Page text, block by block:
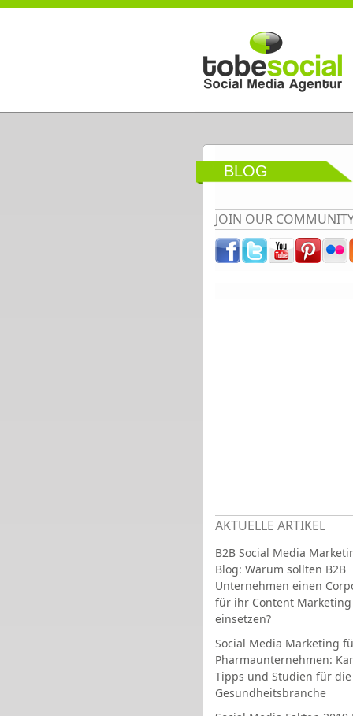
Direkt zum Inhalt
BLOG
JOIN OUR
AKTUELLE ARTIKEL
B2B Social Media
Blog: Warum sollten B2B
Unternehmen einen
für ihr Content Marketing
einsetzen?
Social Media Marketing
Pharmaunternehmen:
Tipps und Studien für die
Gesundheitsbranche